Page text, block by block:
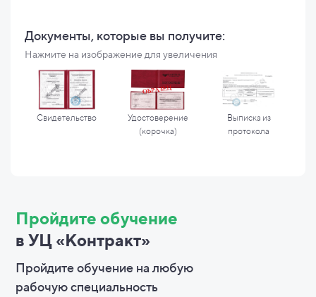
Документы, которые вы получите:
Нажмите на изображение для увеличения
Свидетельство
Удостоверение
(корочка)
Выписка из
протокола
Пройдите обучение
в УЦ «Контракт»
Пройдите обучение на любую
рабочую специальность